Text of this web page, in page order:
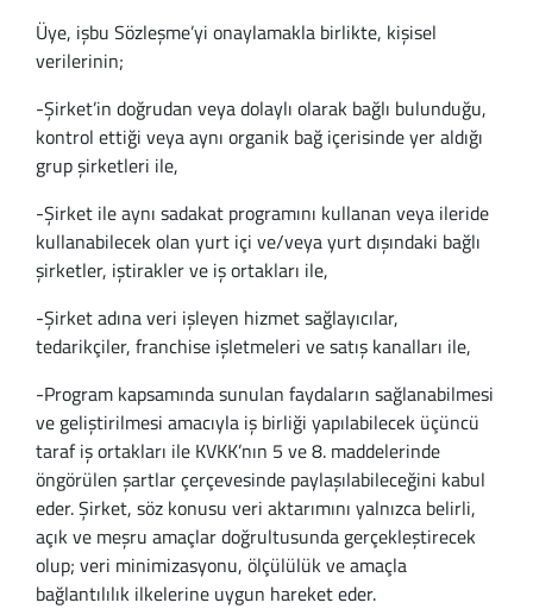
Üye, işbu Sözleşme’yi onaylamakla birlikte, kişisel
verilerinin;
-Şirket’in doğrudan veya dolaylı olarak bağlı bulunduğu,
kontrol ettiği veya aynı organik bağ içerisinde yer aldığı
grup şirketleri ile,
-Şirket ile aynı sadakat programını kullanan veya ileride
kullanabilecek olan yurt içi ve/veya yurt dışındaki bağlı
şirketler, iştirakler ve iş ortakları ile,
-Şirket adına veri işleyen hizmet sağlayıcılar,
tedarikçiler, franchise işletmeleri ve satış kanalları ile,
-Program kapsamında sunulan faydaların sağlanabilmesi
ve geliştirilmesi amacıyla iş birliği yapılabilecek üçüncü
taraf iş ortakları ile KVKK’nın 5 ve 8. maddelerinde
öngörülen şartlar çerçevesinde paylaşılabileceğini kabul
eder. Şirket, söz konusu veri aktarımını yalnızca belirli,
açık ve meşru amaçlar doğrultusunda gerçekleştirecek
olup; veri minimizasyonu, ölçülülük ve amaçla
bağlantılılık ilkelerine uygun hareket eder.